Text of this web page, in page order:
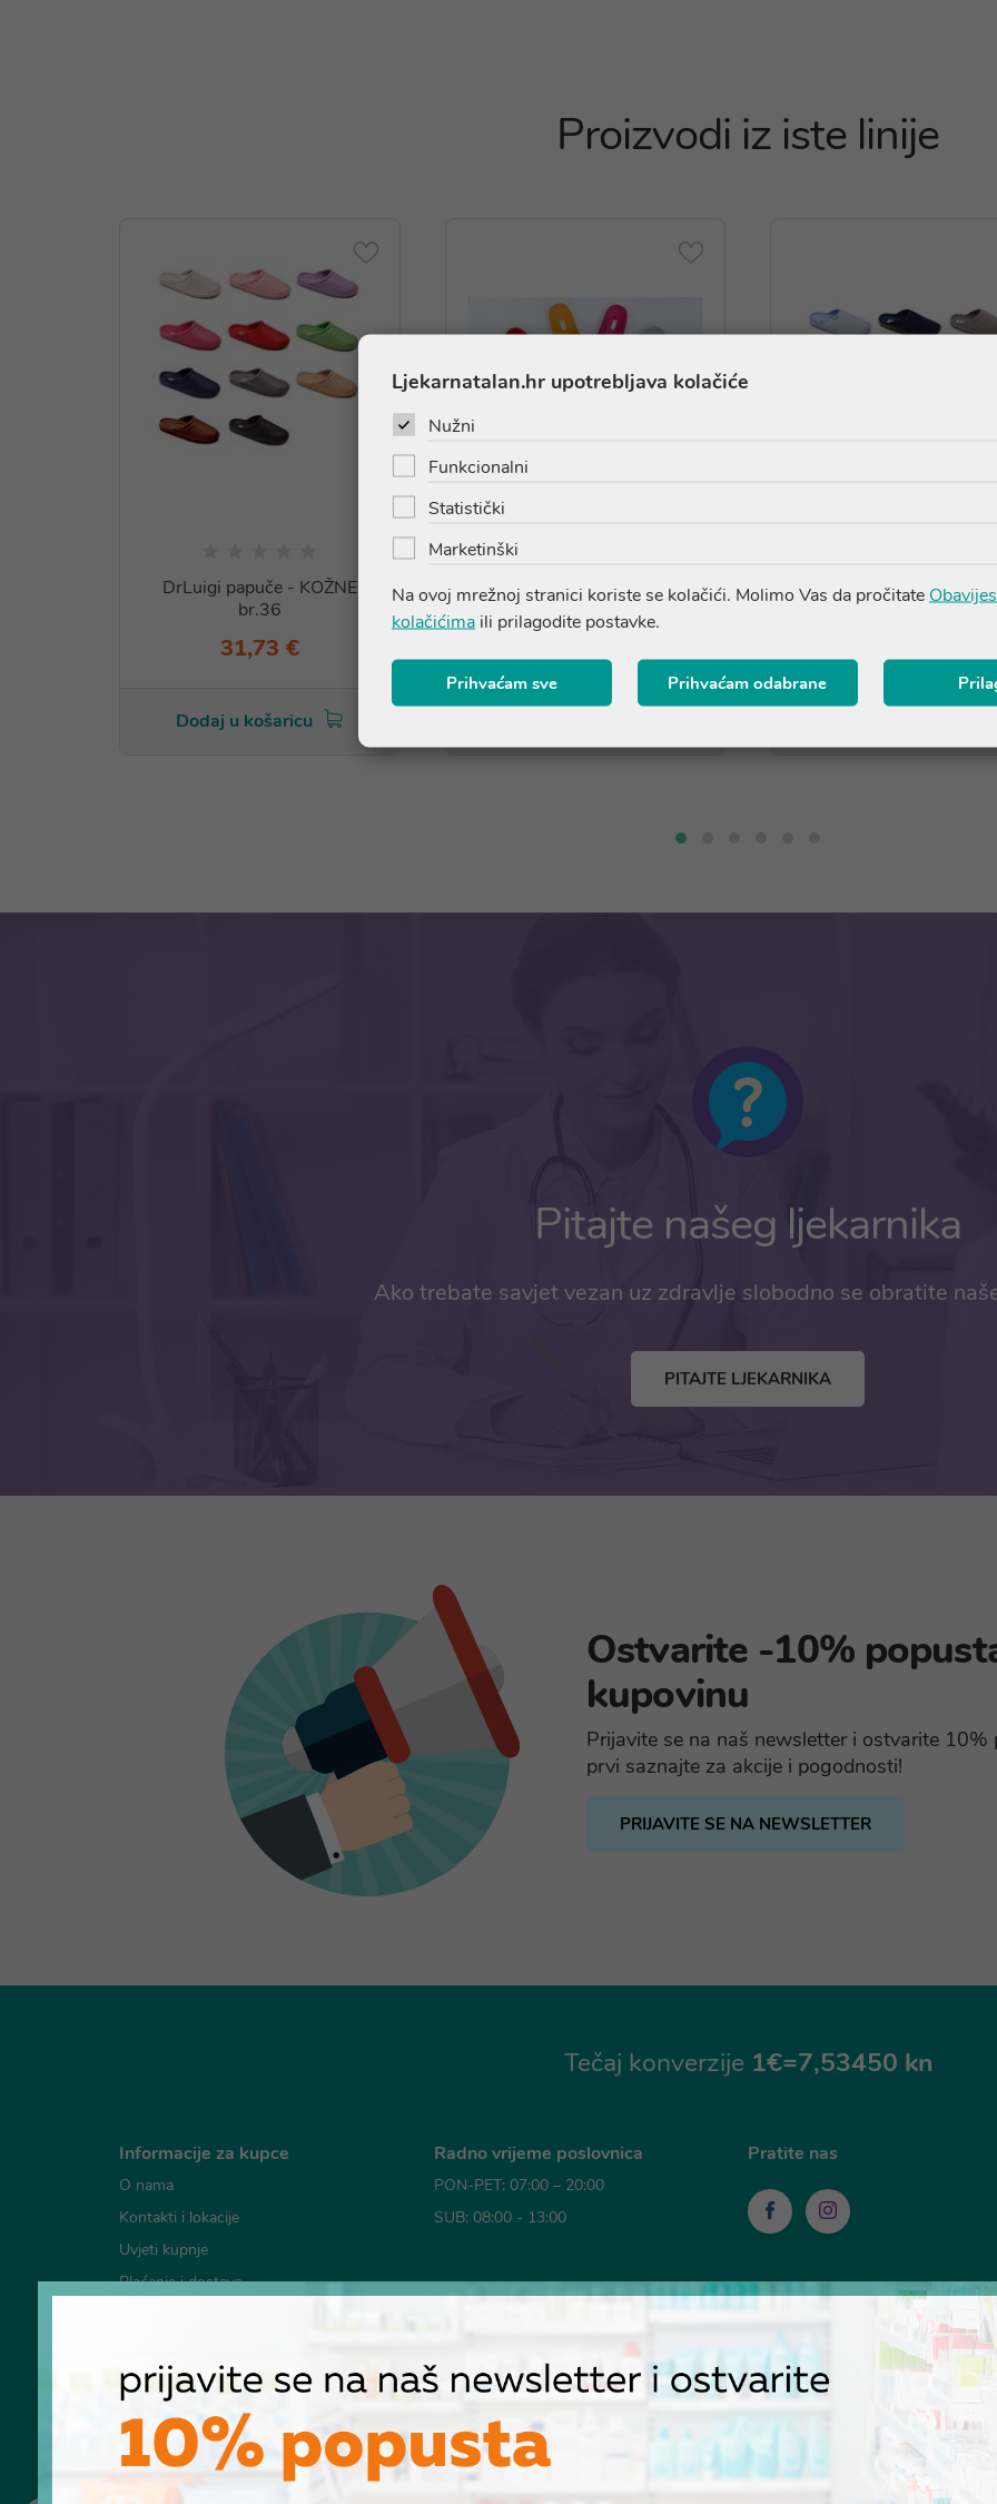
Proizvodi iz iste linije
DrLuigi papuče - KOŽNE
br.36
31,73 €
Dodaj u košaricu
DrLuigi natikače br.42 DrLuigi papuče - frotir br.
Pitajte našeg ljekarnika
Ako trebate savjet vezan uz zdravlje slobodno se obratite
PITAJTE LJEKARNIKA
Ostvarite -10%
kupovinu
Prijavite se na naš newsletter i ostvarite
prvi saznajte za akcije i pogodnosti!
PRIJAVITE SE NA NEWSLETTER
Tečaj konverzije 1€=7,53450 kn
Informacije za kupce
O nama
Kontakti i lokacije
Uvjeti kupnje
Plaćanje i dostava
Pravila privatnosti
RASKID UGOVORA
Radno vrijeme poslovnica
PON-PET: 07:00 – 20:00
SUB: 08:00 - 13:00
Pratite nas
Mogućnosti plaćanja
Ljekarnatalan.hr upotrebljava kolačiće
Nužni
Funkcionalni
Statistički
Marketinški
Na ovoj mrežnoj stranici koriste se kolačići. Molimo Vas da pročitate
kolačićima ili prilagodite postavke.
Prihvaćam sve Prihvaćam odabrane